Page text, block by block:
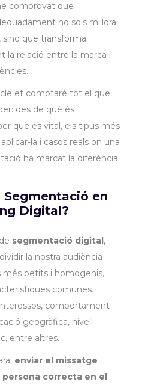
comprovat que
no sols millora
sinó que transforma
la relació entre la marca i
et comptaré tot el que
des de què és
què és vital, els tipus més
la i casos reals on una
ha marcat la diferència.
Segmentació en
Digital?
segmentació digital,
la nostra audiència
petits i homogenis,
comunes.
comportament
geogràfica, nivell
entre altres.
enviar el missatge
correcta en el